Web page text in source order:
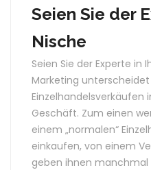
Seien Sie der
Nische
Seien Sie der Experte in
Marketing
Einzelhandelsverkäufen
Geschäft. Zum einen
einem „normalen“
einkaufen, von einem
geben ihnen manchmal